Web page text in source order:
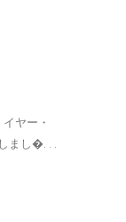
ヤー・
まし�. . .